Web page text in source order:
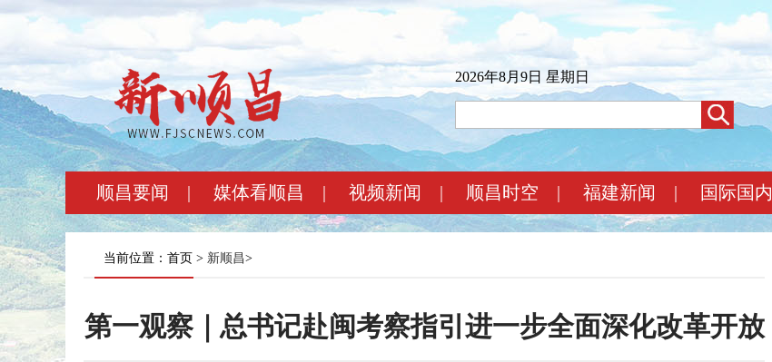
2026年8月9日 星期日
顺昌要闻 | 媒体看顺昌 | 视频新闻 | 顺昌时空 | 福建新闻 | 国际国内
当前位置：首页 > 新顺昌>
第一观察｜总书记赴闽考察指引进一步全面深化改革开放